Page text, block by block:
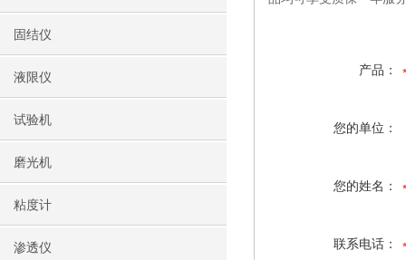
固结仪
液限仪
试验机
磨光机
粘度计
渗透仪
产品：
您的单位：
您的姓名：
联系电话：